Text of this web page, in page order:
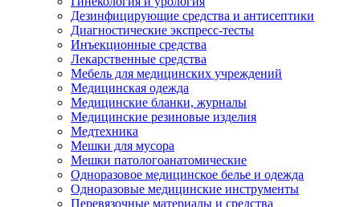
Дезинфицирующие средства и антисептики
Диагностические экспресс-тесты
Инъекционные средства
Лекарственные средства
Мебель для медицинских учреждений
Медицинская одежда
Медицинские бланки, журналы
Медицинские резиновые изделия
Медтехника
Мешки для мусора
Мешки патологоанатомические
Одноразовое медицинское белье и одежда
Одноразовые медицинские инструменты
Перевязочные материалы и средства